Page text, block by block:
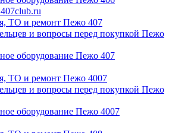
ТО и ремонт Пежо 407
и вопросы перед покупкой Пежо
оборудование Пежо 407
ТО и ремонт Пежо 4007
и вопросы перед покупкой Пежо
оборудование Пежо 4007